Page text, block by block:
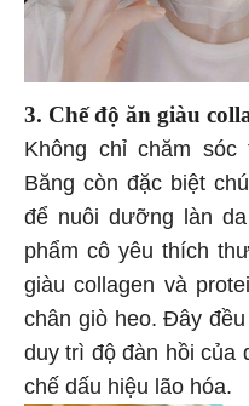
3. Chế độ ăn giàu
Không chỉ chăm
Băng còn đặc biệt
để nuôi dưỡng làn
phẩm cô yêu thích
giàu collagen và
chân giò heo. Đây
duy trì độ đàn hồi của
chế dấu hiệu lão hóa.